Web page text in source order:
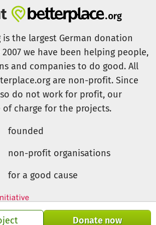
Donate now
für Kinder
Kinder zu FORWAC und bitten uns um
sind Waisen, Halbwaisen oder
Kinder. Ihnen fehlt all das, was
braucht: von einer richtigen
Ernährung, medizinische
zur sozialen Sicherheit, Geborgenheit
Unterstützung. Auch die einfachen
Lebens, wie Kleidung, Bettwäsche,
nicht zuletzt Schulgebühren und -
Bücher, Stifte etc.) besitzen diese
beste Lernumfeld für jedes der Kinder
Wege zur Schule oft zu schlechten
führen, bevorzugen wir die
(engl. boarding schools) -
the largest German donation
we have been helping people,
and companies to do good. All
are non-profit. Since
do not work for profit, our
charge for the projects.
founded
non-profit organisations
for a good cause